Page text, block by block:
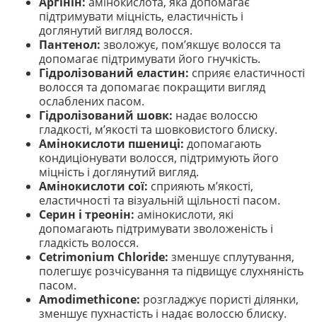
підтримувати міцність, еластичність і
доглянутий вигляд волосся.
Пантенол: зволожує, пом’якшує волосся та
допомагає підтримувати його гнучкість.
Гідролізований еластин: сприяє еластичності
волосся та допомагає покращити вигляд
ослаблених пасом.
Гідролізований шовк: надає волоссю
гладкості, м’якості та шовковистого блиску.
Амінокислоти пшениці: допомагають
кондиціонувати волосся, підтримують його
міцність і доглянутий вигляд.
Амінокислоти сої: сприяють м’якості,
еластичності та візуальній щільності пасом.
Серин і треонін: амінокислоти, які
допомагають підтримувати зволоженість і
гладкість волосся.
Cetrimonium Chloride: зменшує сплутування,
полегшує розчісування та підвищує слухняність
пасом.
Amodimethicone: розгладжує пористі ділянки,
зменшує пухнастість і надає волоссю блиску.